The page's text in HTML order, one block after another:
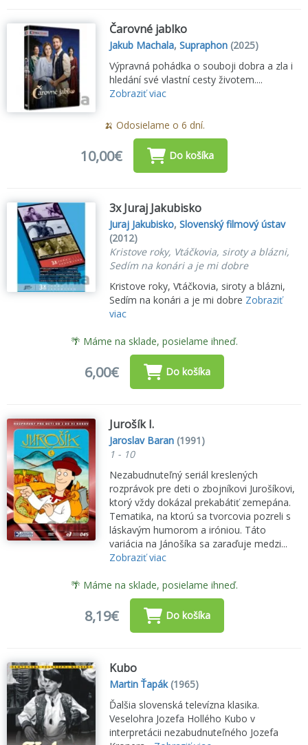
Čarovné jablko
Jakub Machala,Supraphon (2025)
Výpravná pohádka o souboji dobra a zla i
hledání své vlastní cesty životem....
Zobraziť viac
🍌 Odosielame o 6 dní.
10,00€ Do košíka
3x Juraj Jakubisko
Juraj Jakubisko,Slovenský filmový ústav
(2012)
Kristove roky, Vtáčkovia, siroty a blázni,
Sedím na konári a je mi dobre
Kristove roky, Vtáčkovia, siroty a blázni,
Sedím na konári a je mi dobre Zobraziť
viac
🌴 Máme na sklade, posielame ihneď.
6,00€ Do košíka
Jurošík I.
Jaroslav Baran (1991)
1 - 10
Nezabudnuteľný seriál kreslených
rozprávok pre deti o zbojníkovi Jurošíkovi,
ktorý vždy dokázal prekabátiť zemepána.
Tematika, na ktorú sa tvorcovia pozreli s
láskavým humorom a iróniou. Táto
variácia na Jánošíka sa zaraďuje medzi...
Zobraziť viac
🌴 Máme na sklade, posielame ihneď.
8,19€ Do košíka
Kubo
Martin Ťapák (1965)
Ďalšia slovenská televízna klasika.
Veselohra Jozefa Hollého Kubo v
interpretácii nezabudnuteľného Jozefa